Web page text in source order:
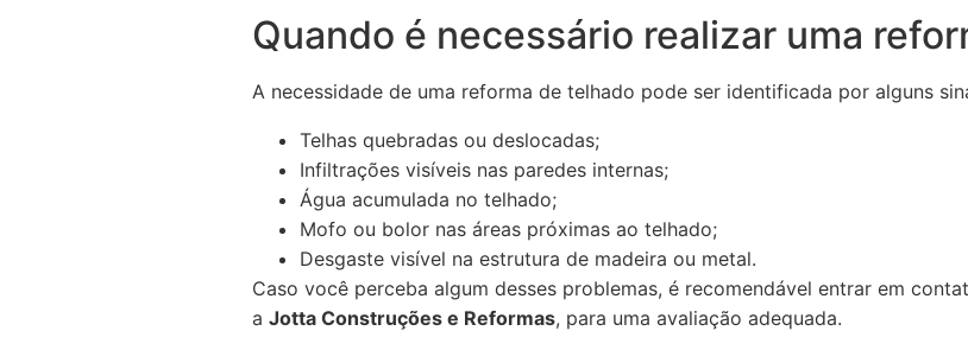
Quando é necessário realizar uma
A necessidade de uma reforma de telhado pode ser identificada por alguns
Telhas quebradas ou deslocadas;
Infiltrações visíveis nas paredes internas;
Água acumulada no telhado;
Mofo ou bolor nas áreas próximas ao telhado;
Desgaste visível na estrutura de madeira ou metal.
Caso você perceba algum desses problemas, é recomendável entrar em
a Jotta Construções e Reformas, para uma avaliação adequada.